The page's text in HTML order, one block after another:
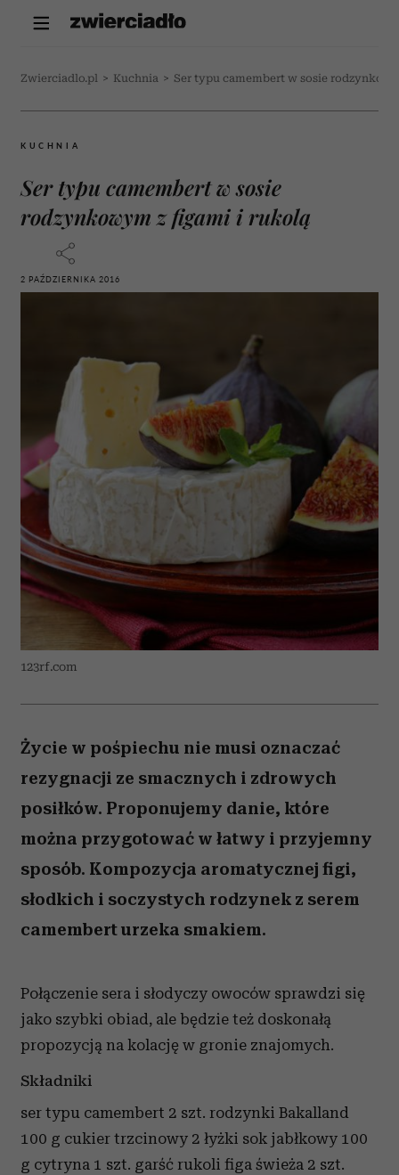
Zwierciadlo.pl > Kuchnia > Ser typu camembert w sosie
KUCHNIA
Ser typu camembert w sosie
rodzynkowym z figami i rukolą
2 PAŹDZIERNIKA 2016
123rf.com
Życie w pośpiechu nie musi oznaczać
rezygnacji ze smacznych i zdrowych
posiłków. Proponujemy danie, które
można przygotować w łatwy i przyjemny
sposób. Kompozycja aromatycznej figi,
słodkich i soczystych rodzynek z serem
camembert urzeka smakiem.
Połączenie sera i słodyczy owoców sprawdzi się
jako szybki obiad, ale będzie też doskonałą
propozycją na kolację w gronie znajomych.
Składniki
ser typu camembert 2 szt. rodzynki Bakalland
100 g cukier trzcinowy 2 łyżki sok jabłkowy 100
g cytryna 1 szt. garść rukoli figa świeża 2 szt.